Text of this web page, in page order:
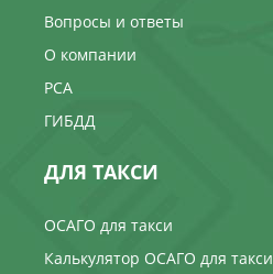
Вопросы и ответы
О компании
РСА
ГИБДД
ДЛЯ ТАКСИ
ОСАГО для такси
Калькулятор ОСАГО для такси